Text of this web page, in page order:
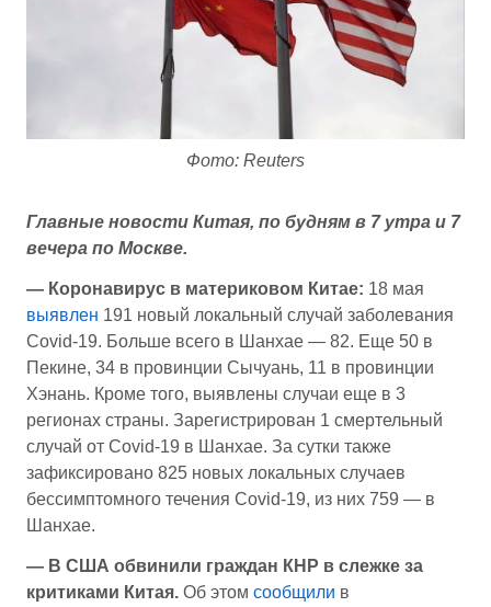
Фото: Reuters
Главные новости Китая, по будням в 7 утра и 7
вечера по Москве.
— Коронавирус в материковом Китае: 18 мая
выявлен 191 новый локальный случай заболевания
Covid-19. Больше всего в Шанхае — 82. Еще 50 в
Пекине, 34 в провинции Сычуань, 11 в провинции
Хэнань. Кроме того, выявлены случаи еще в 3
регионах страны. Зарегистрирован 1 смертельный
случай от Covid-19 в Шанхае. За сутки также
зафиксировано 825 новых локальных случаев
бессимптомного течения Covid-19, из них 759 — в
Шанхае.
— В США обвинили граждан КНР в слежке за
критиками Китая. Об этом сообщили в